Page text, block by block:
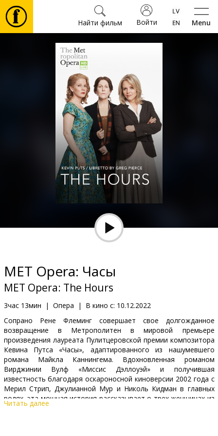
Menu
Войти
Найти фильм
Фильмы
Мероприятия
Новости
Подарки
Клуб
MET Opera: Часы
MET Opera: The Hours
3час 13мин | Опера | В кино с: 10.12.2022
Сопрано Рене Флеминг совершает свое долгожданное
возвращение в Метрополитен в мировой премьере
произведения лауреата Пулитцеровской премии композитора
Кевина Путса «Часы», адаптированного из нашумевшего
романа Майкла Каннингема. Вдохновленная романом
Вирджинии Вулф «Миссис Дэллоуэй» и получившая
известность благодаря оскароносной киноверсии 2002 года с
Мерил Стрип, Джулианной Мур и Николь Кидман в главных
ролях, эта мощная история рассказывает о трех женщинах из
разных эпох, каждая из которых борется со своими
Читать далее